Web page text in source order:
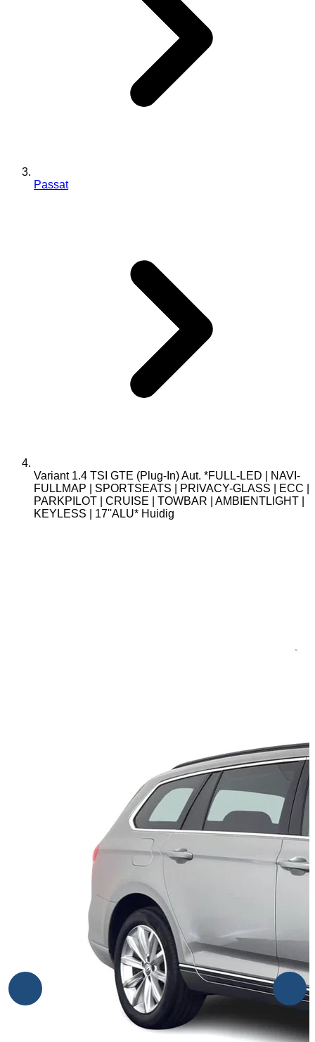
Passat
Variant 1.4 TSI GTE (Plug-In) Aut. *FULL-LED | NAVI-
FULLMAP | SPORTSEATS | PRIVACY-GLASS | ECC |
PARKPILOT | CRUISE | TOWBAR | AMBIENTLIGHT |
KEYLESS | 17''ALU* Huidig